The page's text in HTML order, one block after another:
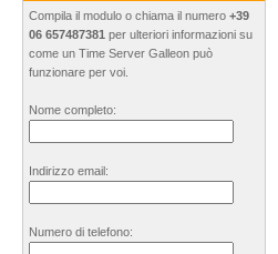
Compila il modulo o chiama il numero +39
06 657487381 per ulteriori informazioni su
come un Time Server Galleon può
funzionare per voi.
Nome completo:
Indirizzo email:
Numero di telefono: